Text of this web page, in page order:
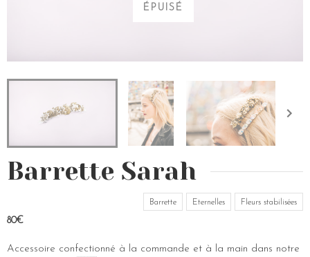
ÉPUISÉ
Barrette Sarah
Barrette Eternelles Fleurs stabilisées
80€
Accessoire confectionné à la commande et à la main dans notre